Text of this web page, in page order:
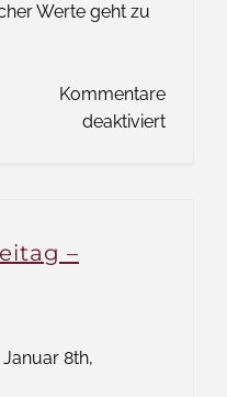
Werte geht zu
Kommentare
deaktiviertfür
–
Januar 8th,